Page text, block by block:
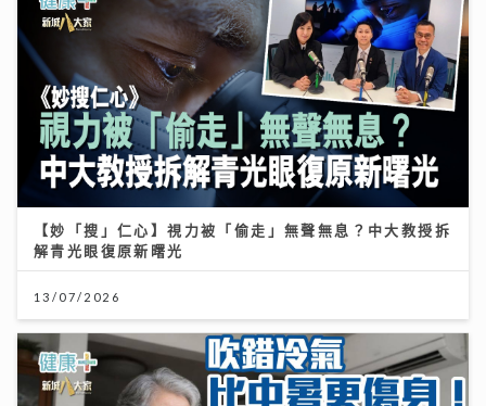
【妙「搜」仁心】視力被「偷走」無聲無息？中大教授拆
解青光眼復原新曙光
13/07/2026